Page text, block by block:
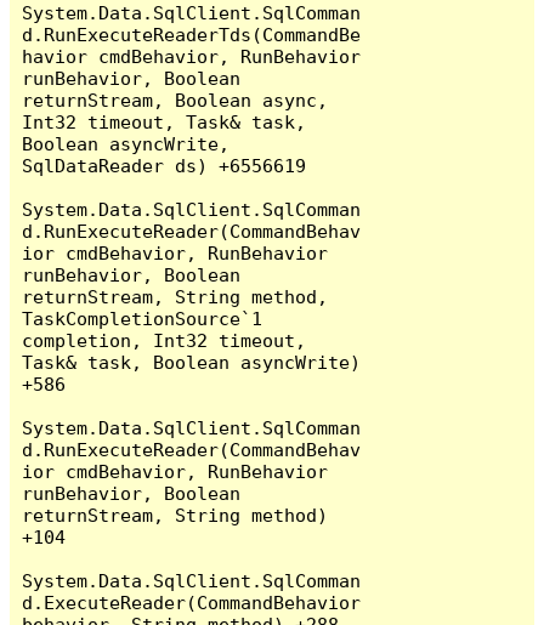
System.Data.SqlClient.SqlComman
d.RunExecuteReaderTds(CommandBe
havior cmdBehavior, RunBehavior
runBehavior, Boolean
returnStream, Boolean async,
Int32 timeout, Task& task,
Boolean asyncWrite,
SqlDataReader ds) +6556619
System.Data.SqlClient.SqlComman
d.RunExecuteReader(CommandBehav
ior cmdBehavior, RunBehavior
runBehavior, Boolean
returnStream, String method,
TaskCompletionSource`1
completion, Int32 timeout,
Task& task, Boolean asyncWrite)
+586
System.Data.SqlClient.SqlComman
d.RunExecuteReader(CommandBehav
ior cmdBehavior, RunBehavior
runBehavior, Boolean
returnStream, String method)
+104
System.Data.SqlClient.SqlComman
d.ExecuteReader(CommandBehavior